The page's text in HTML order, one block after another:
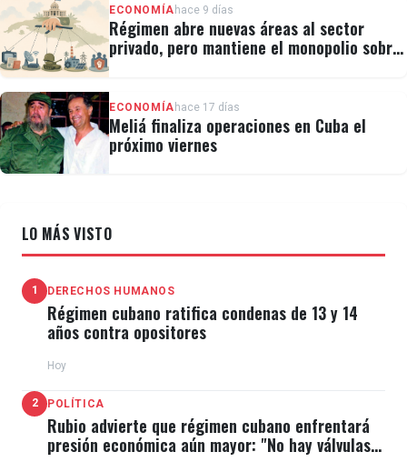
ECONOMÍA hace 9 días
Régimen abre nuevas áreas al sector
privado, pero mantiene el monopolio sobre
ECONOMÍA hace 17 días
Meliá finaliza operaciones en Cuba el
próximo viernes
LO MÁS VISTO
1 DERECHOS HUMANOS
Régimen cubano ratifica condenas de 13 y 14
años contra opositores
Hoy
2 POLÍTICA
Rubio advierte que régimen cubano enfrentará
presión económica aún mayor: "No hay válvulas